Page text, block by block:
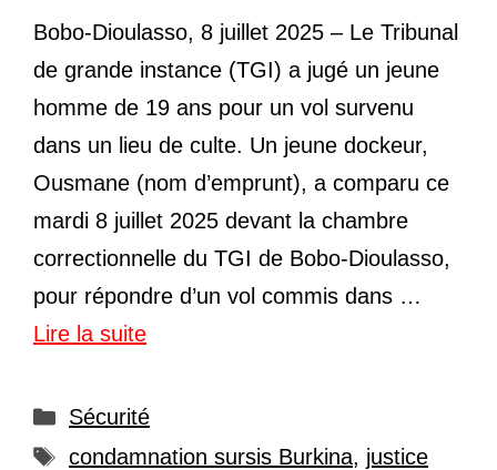
Bobo-Dioulasso, 8 juillet 2025 – Le Tribunal
de grande instance (TGI) a jugé un jeune
homme de 19 ans pour un vol survenu
dans un lieu de culte. Un jeune dockeur,
Ousmane (nom d’emprunt), a comparu ce
mardi 8 juillet 2025 devant la chambre
correctionnelle du TGI de Bobo-Dioulasso,
pour répondre d’un vol commis dans …
Lire la suite
Catégories
Sécurité
Étiquettes
condamnation sursis Burkina, justice